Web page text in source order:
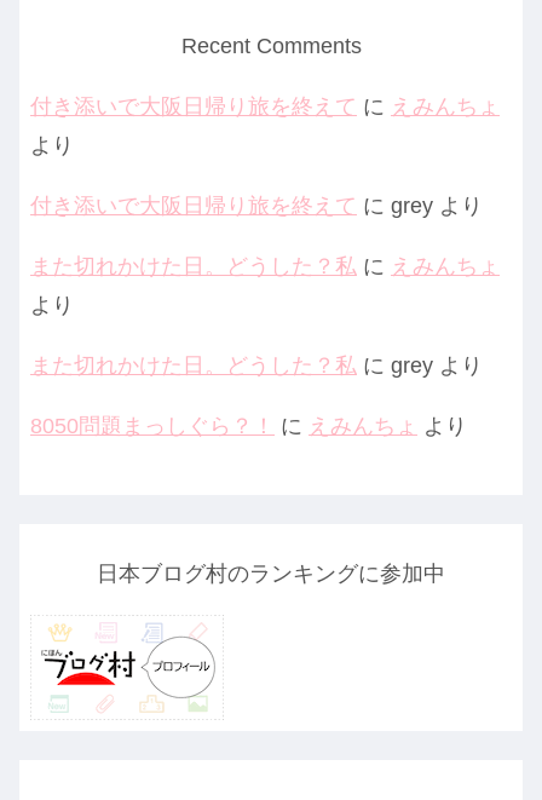
Recent Comments
付き添いで大阪日帰り旅を終えて に えみんちょ
より
付き添いで大阪日帰り旅を終えて に grey より
また切れかけた日。どうした？私 に えみんちょ
より
また切れかけた日。どうした？私 に grey より
8050問題まっしぐら？！ に えみんちょ より
日本ブログ村のランキングに参加中